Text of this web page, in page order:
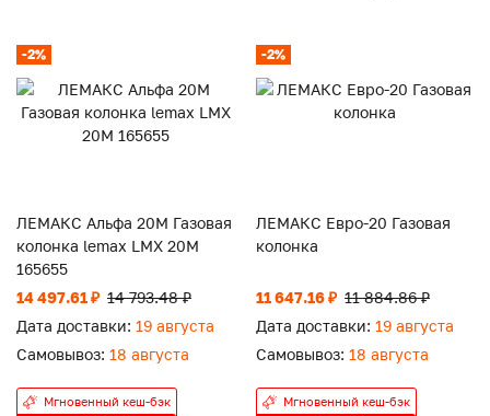
-2%
ЛЕМАКС Альфа 20М Газовая
колонка lemax LMX 20М
165655
14 497.61 ₽ 14 793.48 ₽
Дата доставки: 19 августа
Самовывоз: 18 августа
Мгновенный кеш-бэк
-2%
ЛЕМАКС Евро-20 Газовая
колонка
11 647.16 ₽ 11 884.86 ₽
Дата доставки: 19 августа
Самовывоз: 18 августа
Мгновенный кеш-бэк